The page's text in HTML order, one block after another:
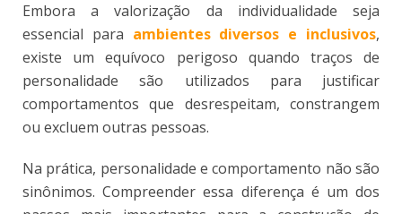
Embora a valorização da individualidade seja
essencial para ambientes diversos e inclusivos,
existe um equívoco perigoso quando traços de
personalidade são utilizados para justificar
comportamentos que desrespeitam, constrangem
ou excluem outras pessoas.
Na prática, personalidade e comportamento não são
sinônimos. Compreender essa diferença é um dos